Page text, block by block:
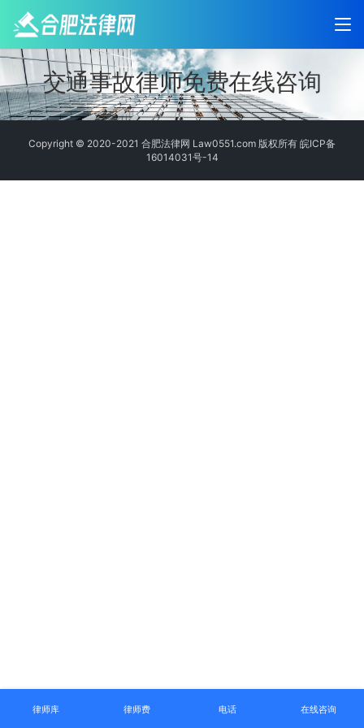
交通事故律师免费在线咨询
Copyright © 2020-2021 合肥法律网 Law0551.com 版权所有 皖ICP备
16014031号-14
律师库 律师费 电话 在线咨询